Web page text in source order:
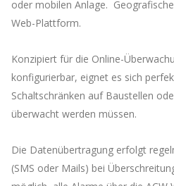
oder mobilen Anlage.
Web-Plattform.
Konzipiert für die Online-
konfigurierbar, eignet es sich
Schaltschränken auf Baustellen
überwacht werden müssen.
Die Datenübertragung erfolgt
(SMS oder Mails) bei